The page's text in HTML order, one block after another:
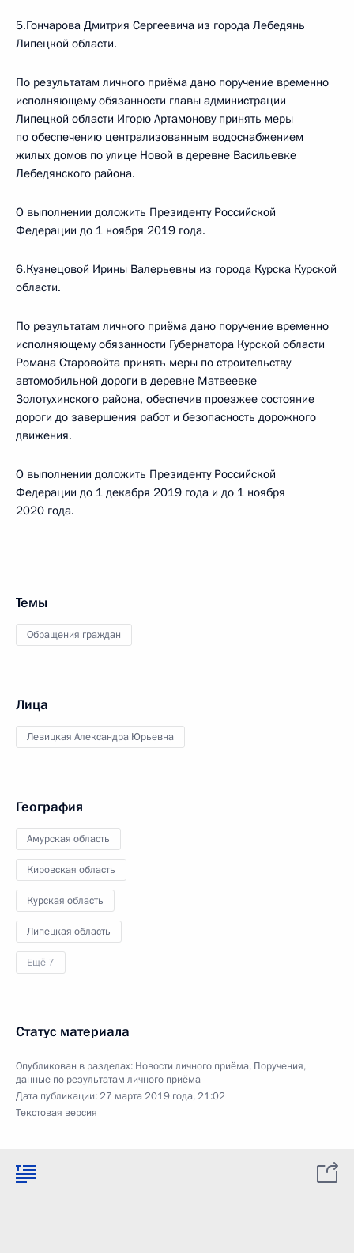
5.Гончарова Дмитрия Сергеевича из города Лебедянь
Липецкой области.
По результатам личного приёма дано поручение временно
исполняющему обязанности главы администрации
Липецкой области Игорю Артамонову принять меры
по обеспечению централизованным водоснабжением
жилых домов по улице Новой в деревне Васильевке
Лебедянского района.
О выполнении доложить Президенту Российской
Федерации до 1 ноября 2019 года.
6.Кузнецовой Ирины Валерьевны из города Курска Курской
области.
По результатам личного приёма дано поручение временно
исполняющему обязанности Губернатора Курской области
Романа Старовойта принять меры по строительству
автомобильной дороги в деревне Матвеевке
Золотухинского района, обеспечив проезжее состояние
дороги до завершения работ и безопасность дорожного
движения.
О выполнении доложить Президенту Российской
Федерации до 1 декабря 2019 года и до 1 ноября
2020 года.
Темы
Обращения граждан
Лица
Левицкая Александра Юрьевна
География
Амурская область
Кировская область
Курская область
Липецкая область
Ещё 7
Статус материала
Опубликован в разделах: Новости личного приёма, Поручения,
данные по результатам личного приёма
Дата публикации:27 марта 2019 года, 21:02
Текстовая версия